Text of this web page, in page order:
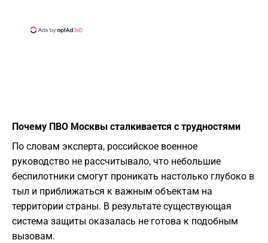
Почему ПВО Москвы сталкивается с трудностями
По словам эксперта, российское военное
руководство не рассчитывало, что небольшие
беспилотники смогут проникать настолько глубоко в
тыл и приближаться к важным объектам на
территории страны. В результате существующая
система защиты оказалась не готова к подобным
вызовам.